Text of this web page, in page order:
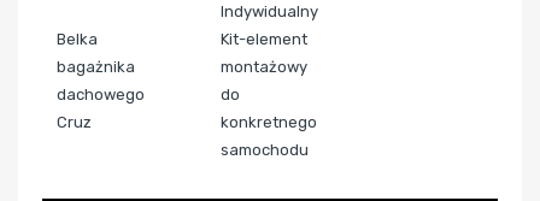
Belka
bagażnika
dachowego
Cruz
Indywidualny
Kit-element
montażowy
do
konkretnego
samochodu